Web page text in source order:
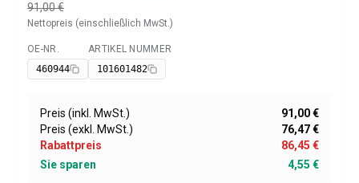
Volvo 1800 Bremsanlage
Volvo 1800 KarosserieErsatzteile
Volvo 1800 Kühlsystem
Volvo 1800 MotorErsatzteile
Volvo 1800 Elektrische Ausrüstung
Volvo 1800 Vorderradaufhängung
Volvo 1800 Getriebe/Hinterradaufhängung
91,00 €
Nettopreis (einschließlich MwSt.)
Verfügbar
OE-NR.
460944
ARTIKEL NUMMER
101601482
Preis (inkl. MwSt.)
91,00 €
Preis (exkl. MwSt.)
76,47 €
Rabattpreis
86,45 €
Sie sparen
4,55 €